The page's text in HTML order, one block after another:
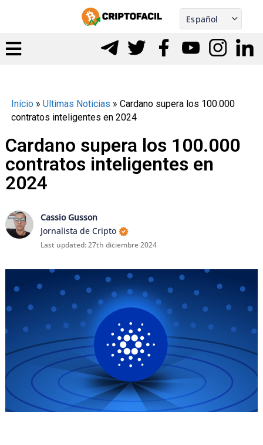
content
Español
Português
Início» Ultimas Noticias » Cardano supera los 100.000
contratos inteligentes en 2024
Cardano supera los 100.000
contratos inteligentes en
2024
Cassio Gusson
Jornalista de Cripto
Last updated:27th diciembre 2024